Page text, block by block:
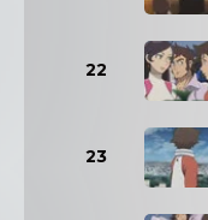
22
23